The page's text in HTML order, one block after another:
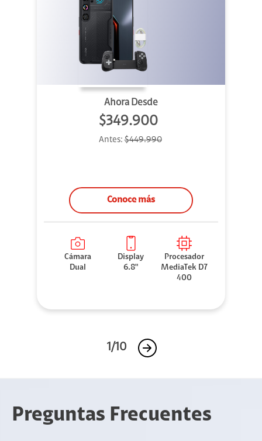
Ahora Desde
$349.900
Antes:$449.990
Conoce más
Cámara
Dual
Display
6.8"
Procesador
MediaTek D7
400
1/10
Preguntas Frecuentes